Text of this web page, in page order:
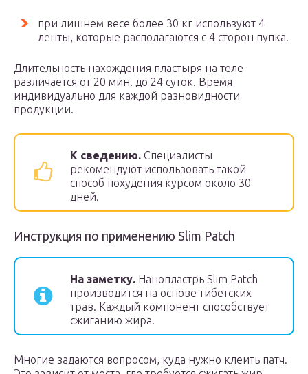
при лишнем весе более 30 кг используют 4
ленты, которые располагаются с 4 сторон пупка.
Длительность нахождения пластыря на теле
различается от 20 мин. до 24 суток. Время
индивидуально для каждой разновидности
продукции.
К сведению. Специалисты
рекомендуют использовать такой
способ похудения курсом около 30
дней.
Инструкция по применению Slim Patch
На заметку. Нанопластрь Slim Patch
производится на основе тибетских
трав. Каждый компонент способствует
сжиганию жира.
Многие задаются вопросом, куда нужно клеить патч.